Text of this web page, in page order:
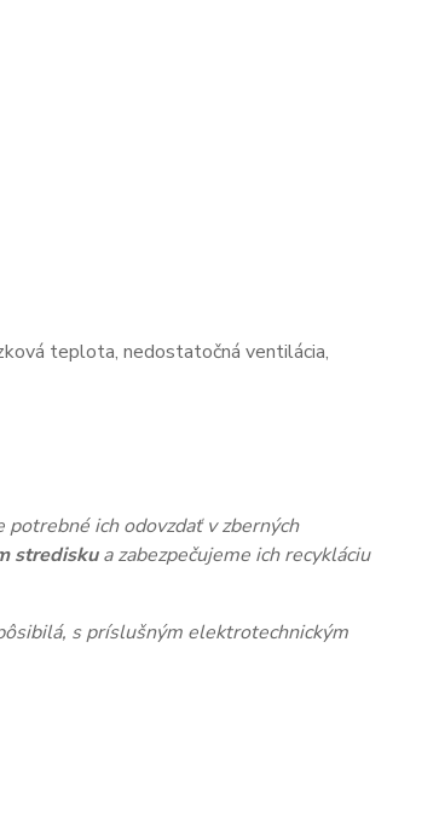
teplota, nedostatočná ventilácia,
ich odovzdať v zberných
strediskua zabezpečujeme ich recykláciu
s príslušným elektrotechnickým